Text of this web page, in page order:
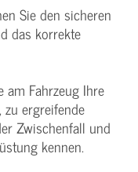
Sie den sicheren
das korrekte
am Fahrzeug Ihre
ergreifende
Zwischenfall und
kennen.